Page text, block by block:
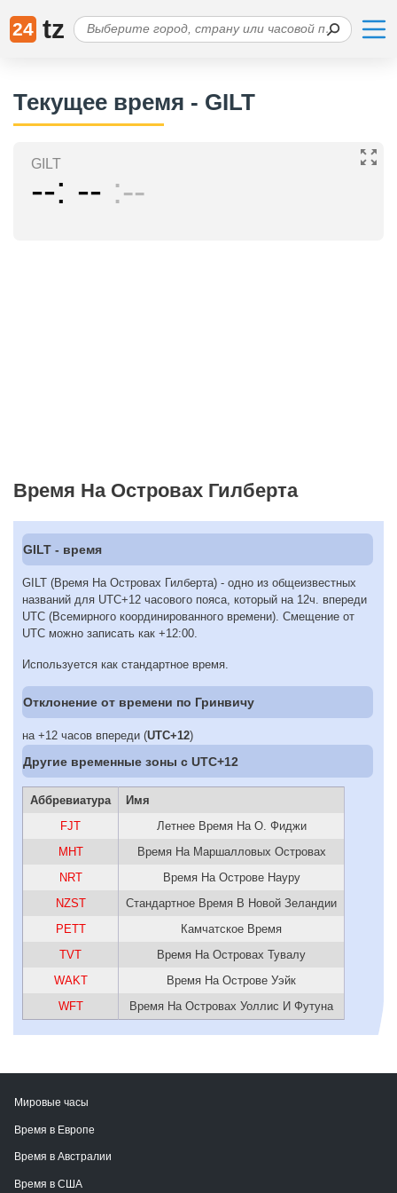
24 tz
Текущее время - GILT
GILT
-- -- --
Время На Островах Гилберта
GILT - время
GILT (Время На Островах Гилберта) - одно из общеизвестных
названий для UTC+12 часового пояса, который на 12ч. впереди
UTC (Всемирного координированного времени). Смещение от
UTC можно записать как +12:00.
Используется как стандартное время.
Отклонение от времени по Гринвичу
на +12 часов впереди (UTC+12)
Другие временные зоны c UTC+12
Аббревиатура
Имя
FJT
Летнее Время На О. Фиджи
MHT
Время На Маршалловых Островах
NRT
Время На Острове Науру
NZST
Стандартное Время В Новой Зеландии
PETT
Камчатское Время
TVT
Время На Островах Тувалу
WAKT
Время На Острове Уэйк
WFT
Время На Островах Уоллис И Футуна
Мировые часы
Время в Европе
Время в Австралии
Время в США